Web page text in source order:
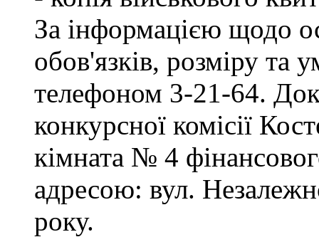
За інформацією щодо
обов'язків, розміру та
телефоном 3-21-64.
конкурсної комісії
кімната № 4
адресою: вул.
року.